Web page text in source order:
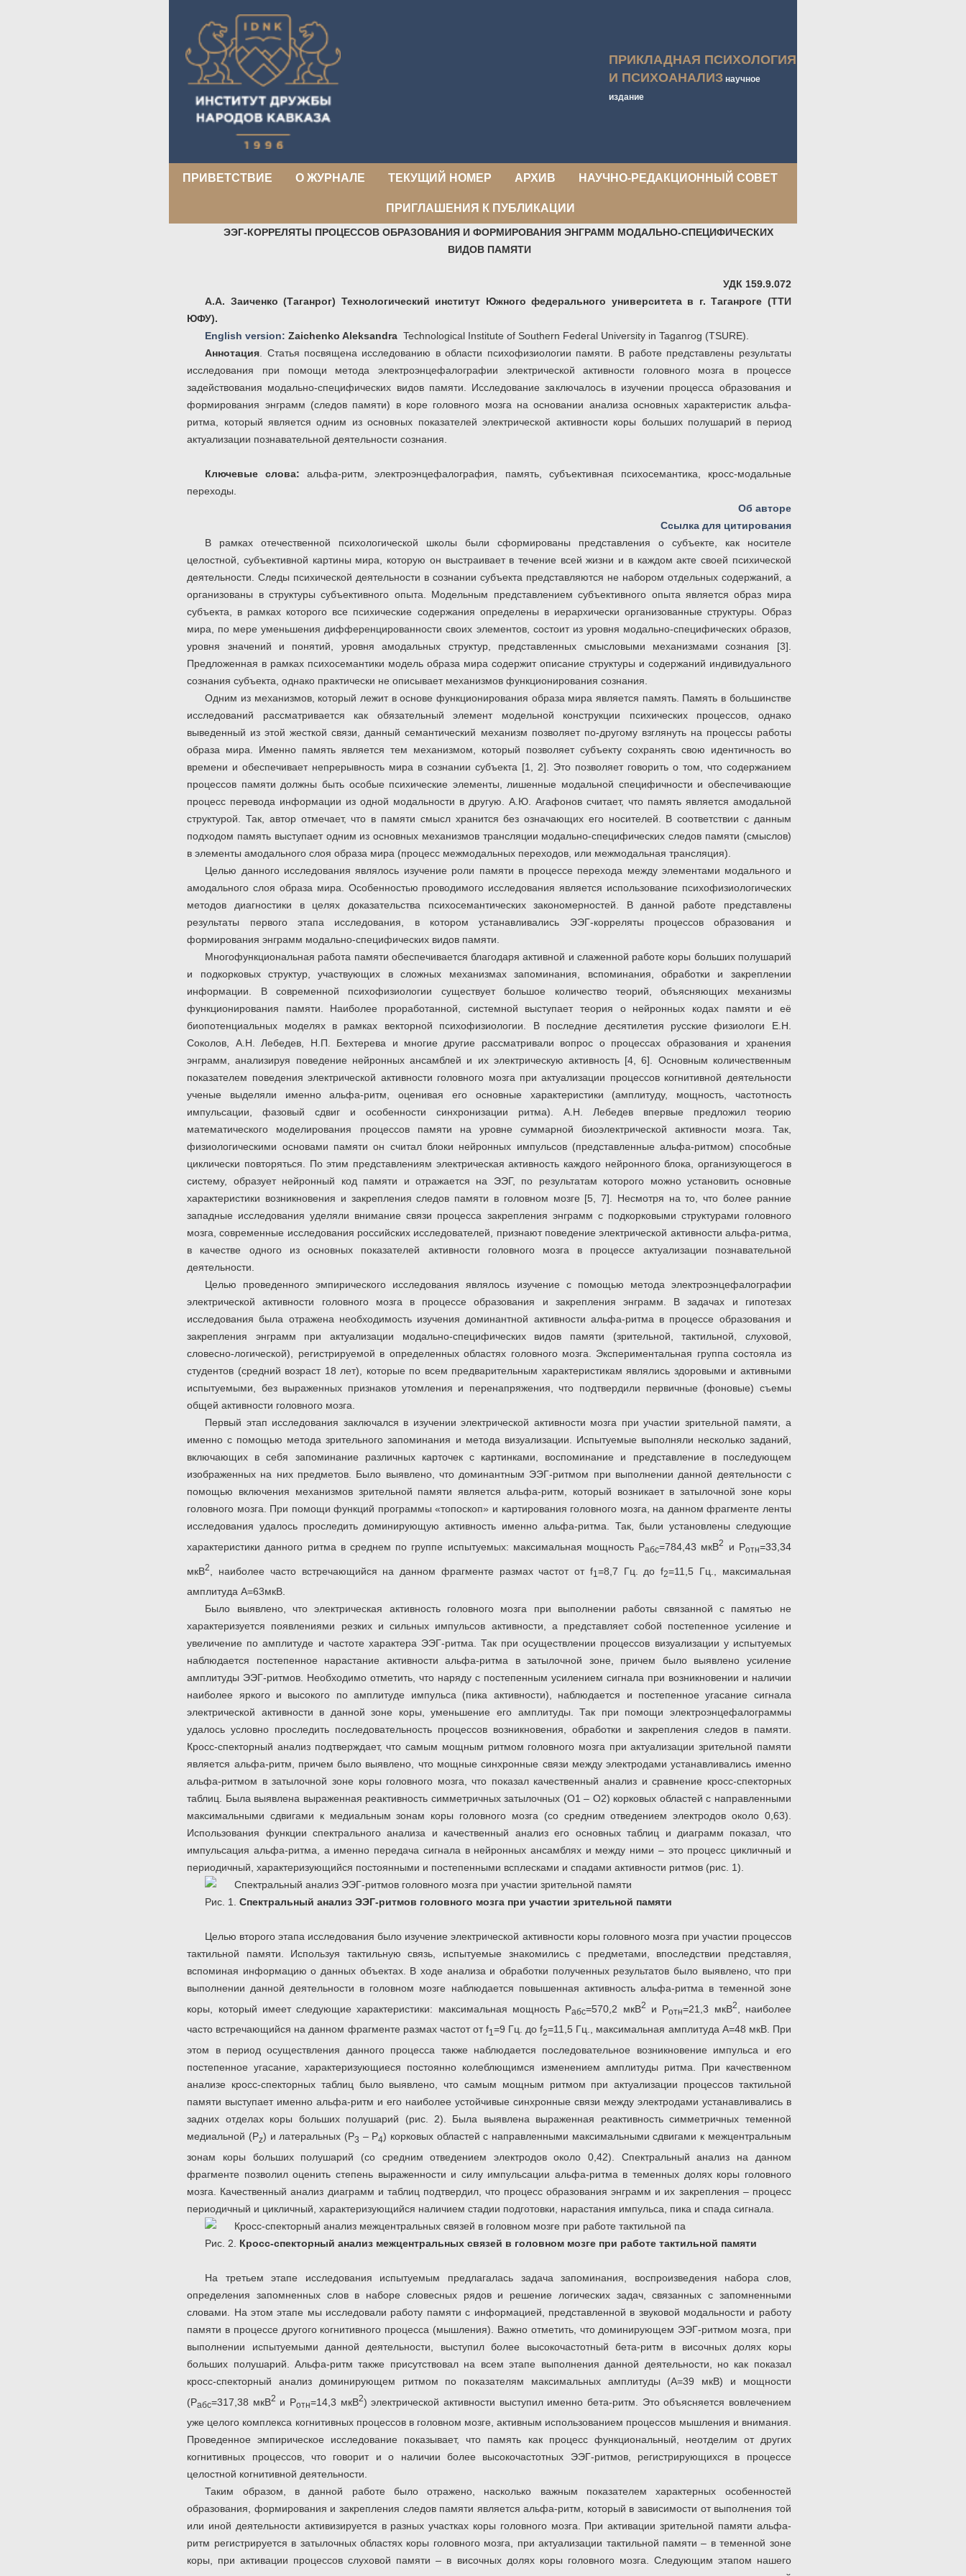
ПРИКЛАДНАЯ ПСИХОЛОГИЯ
И ПСИХОАНАЛИЗ научное
издание
ПРИВЕТСТВИЕ О ЖУРНАЛЕ ТЕКУЩИЙ НОМЕР АРХИВ НАУЧНО-РЕДАКЦИОННЫЙ СОВЕТ
ПРИГЛАШЕНИЯ К ПУБЛИКАЦИИ
ЭЭГ-КОРРЕЛЯТЫ ПРОЦЕССОВ ОБРАЗОВАНИЯ И ФОРМИРОВАНИЯ ЭНГРАММ МОДАЛЬНО-СПЕЦИФИЧЕСКИХ
ВИДОВ ПАМЯТИ
УДК 159.9.072
А.А. Заиченко (Таганрог) Технологический институт Южного федерального университета в г. Таганроге (ТТИ
ЮФУ).
English version: Zaichenko Aleksandra Technological Institute of Southern Federal University in Taganrog (TSURE).
Аннотация . Статья посвящена исследованию в области психофизиологии памяти. В работе представлены результаты
исследования при помощи метода электроэнцефалографии электрической активности головного мозга в процессе
задействования модально-специфических видов памяти. Исследование заключалось в изучении процесса образования и
формирования энграмм (следов памяти) в коре головного мозга на основании анализа основных характеристик альфа-
ритма, который является одним из основных показателей электрической активности коры больших полушарий в период
актуализации познавательной деятельности сознания.
Ключевые слова:альфа-ритм, электроэнцефалография, память, субъективная психосемантика, кросс-модальные
переходы.
Об авторе
Ссылка для цитирования
В рамках отечественной психологической школы были сформированы представления о субъекте, как носителе
целостной, субъективной картины мира, которую он выстраивает в течение всей жизни и в каждом акте своей психической
деятельности. Следы психической деятельности в сознании субъекта представляются не набором отдельных содержаний, а
организованы в структуры субъективного опыта. Модельным представлением субъективного опыта является образ мира
субъекта, в рамках которого все психические содержания определены в иерархически организованные структуры. Образ
мира, по мере уменьшения дифференцированности своих элементов, состоит из уровня модально-специфических образов,
уровня значений и понятий, уровня амодальных структур, представленных смысловыми механизмами сознания [3].
Предложенная в рамках психосемантики модель образа мира содержит описание структуры и содержаний индивидуального
сознания субъекта, однако практически не описывает механизмов функционирования сознания.
Одним из механизмов, который лежит в основе функционирования образа мира является память. Память в большинстве
исследований рассматривается как обязательный элемент модельной конструкции психических процессов, однако
выведенный из этой жесткой связи, данный семантический механизм позволяет по-другому взглянуть на процессы работы
образа мира. Именно память является тем механизмом, который позволяет субъекту сохранять свою идентичность во
времени и обеспечивает непрерывность мира в сознании субъекта [1, 2]. Это позволяет говорить о том, что содержанием
процессов памяти должны быть особые психические элементы, лишенные модальной специфичности и обеспечивающие
процесс перевода информации из одной модальности в другую. А.Ю. Агафонов считает, что память является амодальной
структурой. Так, автор отмечает, что в памяти смысл хранится без означающих его носителей. В соответствии с данным
подходом память выступает одним из основных механизмов трансляции модально-специфических следов памяти (смыслов)
в элементы амодального слоя образа мира (процесс межмодальных переходов, или межмодальная трансляция).
Целью данного исследования являлось изучение роли памяти в процессе перехода между элементами модального и
амодального слоя образа мира. Особенностью проводимого исследования является использование психофизиологических
методов диагностики в целях доказательства психосемантических закономерностей. В данной работе представлены
результаты первого этапа исследования, в котором устанавливались ЭЭГ-корреляты процессов образования и
формирования энграмм модально-специфических видов памяти.
Многофункциональная работа памяти обеспечивается благодаря активной и слаженной работе коры больших полушарий
и подкорковых структур, участвующих в сложных механизмах запоминания, вспоминания, обработки и закреплении
информации. В современной психофизиологии существует большое количество теорий, объясняющих механизмы
функционирования памяти. Наиболее проработанной, системной выступает теория о нейронных кодах памяти и её
биопотенциальных моделях в рамках векторной психофизиологии. В последние десятилетия русские физиологи Е.Н.
Соколов, А.Н. Лебедев, Н.П. Бехтерева и многие другие рассматривали вопрос о процессах образования и хранения
энграмм, анализируя поведение нейронных ансамблей и их электрическую активность [4, 6]. Основным количественным
показателем поведения электрической активности головного мозга при актуализации процессов когнитивной деятельности
ученые выделяли именно альфа-ритм, оценивая его основные характеристики (амплитуду, мощность, частотность
импульсации, фазовый сдвиг и особенности синхронизации ритма). А.Н. Лебедев впервые предложил теорию
математического моделирования процессов памяти на уровне суммарной биоэлектрической активности мозга. Так,
физиологическими основами памяти он считал блоки нейронных импульсов (представленные альфа-ритмом) способные
циклически повторяться. По этим представлениям электрическая активность каждого нейронного блока, организующегося в
систему, образует нейронный код памяти и отражается на ЭЭГ, по результатам которого можно установить основные
характеристики возникновения и закрепления следов памяти в головном мозге [5, 7]. Несмотря на то, что более ранние
западные исследования уделяли внимание связи процесса закрепления энграмм с подкорковыми структурами головного
мозга, современные исследования российских исследователей, признают поведение электрической активности альфа-ритма,
в качестве одного из основных показателей активности головного мозга в процессе актуализации познавательной
деятельности.
Целью
проведенного эмпирического исследования являлось изучение с помощью метода электроэнцефалографии
электрической активности головного мозга в процессе образования и закрепления энграмм. В задачах и гипотезах
исследования была отражена необходимость изучения доминантной активности альфа-ритма в процессе образования и
закрепления энграмм при актуализации модально-специфических видов памяти (зрительной, тактильной, слуховой,
словесно-логической), регистрируемой в определенных областях головного мозга. Экспериментальная группа состояла из
студентов (средний возраст 18 лет), которые по всем предварительным характеристикам являлись здоровыми и активными
испытуемыми, без выраженных признаков утомления и перенапряжения, что подтвердили первичные (фоновые) съемы
общей активности головного мозга.
Первый этап исследования заключался в изучении электрической активности мозга при участии зрительной памяти, а
именно с помощью метода зрительного запоминания и метода визуализации. Испытуемые выполняли несколько заданий,
включающих в себя запоминание различных карточек с картинками, воспоминание и представление в последующем
изображенных на них предметов. Было выявлено, что доминантным ЭЭГ-ритмом при выполнении данной деятельности с
помощью включения механизмов зрительной памяти является альфа-ритм, который возникает в затылочной зоне коры
головного мозга. При помощи функций программы «топоскоп» и картирования головного мозга, на данном фрагменте ленты
исследования удалось проследить доминирующую активность именно альфа-ритма. Так, были установлены следующие
характеристики данного ритма в среднем по группе испытуемых: максимальная мощность Рабс=784,43 мкВ2 и Ротн=33,34
мкВ2 , наиболее часто встречающийся на данном фрагменте размах частот от f1 =8,7 Гц. до f2=11,5 Гц., максимальная
амплитуда А=63мкВ.
Было выявлено, что электрическая активность головного мозга при выполнении работы связанной с памятью не
характеризуется появлениями резких и сильных импульсов активности, а представляет собой постепенное усиление и
увеличение по амплитуде и частоте характера ЭЭГ-ритма. Так при осуществлении процессов визуализации у испытуемых
наблюдается постепенное нарастание активности альфа-ритма в затылочной зоне, причем было выявлено усиление
амплитуды ЭЭГ-ритмов. Необходимо отметить, что наряду с постепенным усилением сигнала при возникновении и наличии
наиболее яркого и высокого по амплитуде импульса (пика активности), наблюдается и постепенное угасание сигнала
электрической активности в данной зоне коры, уменьшение его амплитуды. Так при помощи электроэнцефалограммы
удалось условно проследить последовательность процессов возникновения, обработки и закрепления следов в памяти.
Кросс-спекторный анализ подтверждает, что самым мощным ритмом головного мозга при актуализации зрительной памяти
является альфа-ритм, причем было выявлено, что мощные синхронные связи между электродами устанавливались именно
альфа-ритмом в затылочной зоне коры головного мозга, что показал качественный анализ и сравнение кросс-спекторных
таблиц. Была выявлена выраженная реактивность симметричных затылочных (О1 – О2) корковых областей с направленными
максимальными сдвигами к медиальным зонам коры головного мозга (со средним отведением электродов около 0,63).
Использования функции спектрального анализа и качественный анализ его основных таблиц и диаграмм показал, что
импульсация альфа-ритма, а именно передача сигнала в нейронных ансамблях и между ними – это процесс цикличный и
периодичный, характеризующийся постоянными и постепенными всплесками и спадами активности ритмов (рис. 1).
Рис. 1.Спектральный анализ ЭЭГ-ритмов головного мозга при участии зрительной памяти
Целью второго этапа исследования было изучение электрической активности коры головного мозга при участии процессов
тактильной памяти. Используя тактильную связь, испытуемые знакомились с предметами, впоследствии представляя,
вспоминая информацию о данных объектах. В ходе анализа и обработки полученных результатов было выявлено, что при
выполнении данной деятельности в головном мозге наблюдается повышенная активность альфа-ритма в теменной зоне
коры, который имеет следующие характеристики: максимальная мощность Рабс=570,2 мкВ2 и Ротн=21,3 мкВ2
, наиболее
часто встречающийся на данном фрагменте размах частот от f1 =9 Гц. до f2=11,5 Гц., максимальная амплитуда А=48 мкВ. При
этом в период осуществления данного процесса также наблюдается последовательное возникновение импульса и его
постепенное угасание, характеризующиеся постоянно колеблющимся изменением амплитуды ритма. При качественном
анализе кросс-спекторных таблиц было выявлено, что самым мощным ритмом при актуализации процессов тактильной
памяти выступает именно альфа-ритм и его наиболее устойчивые синхронные связи между электродами устанавливались в
задних отделах коры больших полушарий (рис. 2). Была выявлена выраженная реактивность симметричных теменной
медиальной (Рz) и латеральных (Р3 – Р4) корковых областей с направленными максимальными сдвигами к межцентральным
зонам коры больших полушарий (со средним отведением электродов около 0,42). Спектральный анализ на данном
фрагменте позволил оценить степень выраженности и силу импульсации альфа-ритма в теменных долях коры головного
мозга. Качественный анализ диаграмм и таблиц подтвердил, что процесс образования энграмм и их закрепления – процесс
периодичный и цикличный, характеризующийся наличием стадии подготовки, нарастания импульса, пика и спада сигнала.
Рис. 2. Кросс-спекторный анализ межцентральных связей в головном мозге при работе тактильной памяти
На третьем этапе исследования испытуемым предлагалась задача запоминания, воспроизведения набора слов,
определения запомненных слов в наборе словесных рядов и решение логических задач, связанных с запомненными
словами. На этом этапе мы исследовали работу памяти с информацией, представленной в звуковой модальности и работу
памяти в процессе другого когнитивного процесса (мышления). Важно отметить, что доминирующем ЭЭГ-ритмом мозга, при
выполнении испытуемыми данной деятельности, выступил более высокочастотный бета-ритм в височных долях коры
больших полушарий. Альфа-ритм также присутствовал на всем этапе выполнения данной деятельности, но как показал
кросс-спекторный анализ доминирующем ритмом по показателям максимальных амплитуды (А=39 мкВ) и мощности
(Рабс=317,38 мкВ2 и Ротн=14,3 мкВ2) электрической активности выступил именно бета-ритм. Это объясняется вовлечением
уже целого комплекса когнитивных процессов в головном мозге, активным использованием процессов мышления и внимания.
Проведенное эмпирическое исследование показывает, что память как процесс функциональный, неотделим от других
когнитивных процессов, что говорит и о наличии более высокочастотных ЭЭГ-ритмов, регистрирующихся в процессе
целостной когнитивной деятельности.
Таким образом, в данной работе было отражено, насколько важным показателем характерных особенностей
образования, формирования и закрепления следов памяти является альфа-ритм, который в зависимости от выполнения той
или иной деятельности активизируется в разных участках коры головного мозга. При активации зрительной памяти альфа-
ритм регистрируется в затылочных областях коры головного мозга, при актуализации тактильной памяти – в теменной зоне
коры, при активации процессов слуховой памяти – в височных долях коры головного мозга. Следующим этапом нашего